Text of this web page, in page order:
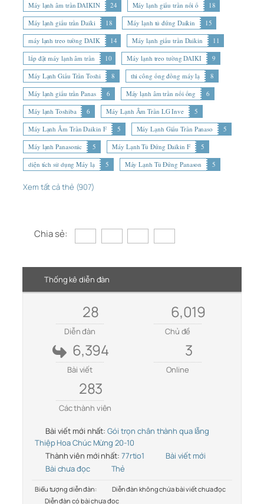
Máy lạnh âm trần DAIKIN 24 Máy lạnh giấu trần nối ố
18
Máy lạnh giấu trần Daiki
18 Máy lạnh tủ đứng Daikin
15
máy lạnh treo tường DAIK
14 Máy lạnh giấu trần Daikin
11
lắp đặt máy lạnh âm trần
10 Máy lạnh treo tường DAIKI
9
Máy Lạnh Giấu Trần Toshi
8 thi công ống đồng máy lạ
8
Máy lạnh giấu trần Panas
6 Máy lạnh âm trần nối ống
6
Máy lạnh Toshiba
6 Máy Lạnh Âm Trần LG Inve
5
Máy Lạnh Âm Trần Daikin F
5 Máy Lạnh Giấu Trần Panaso
5
Máy lạnh Panasonic
5 Máy Lạnh Tủ Đứng Daikin F
5
diện tích sử dụng Máy lạ
5 Máy Lạnh Tủ Đứng Panason 5
Xem tất cả thẻ (907)
Chia sẻ:
Thống kê diễn đàn
28
Diễn đàn
6,019
Chủ đề
6,394
Bài viết
3
Online
283
Các thành viên
Bài viết mới nhất: Gói trọn chân thành qua lẵng
Thiệp Hoa Chúc Mừng 20-10
Thành viên mới nhất: 77rtio1
Bài viết mới
Bài chưa đọc
Thẻ
Biểu tượng diễn đàn:
Diễn đàn không chứa bài viết chưa đọc
Diễn đàn có bài chưa đọc